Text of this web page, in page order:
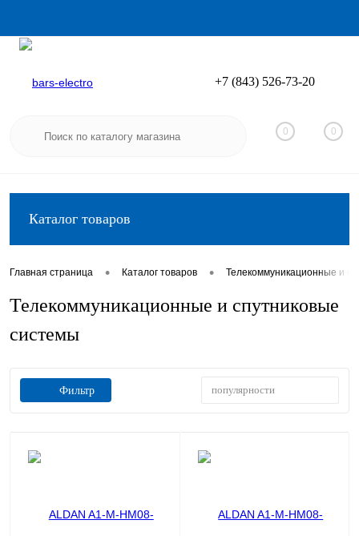
Вход
+7 (843) 526-73-20
0 0
Каталог товаров
Главная страница • Каталог товаров • Телекоммуникационные и
Телекоммуникационные и спутниковые
системы
Фильтр популярности